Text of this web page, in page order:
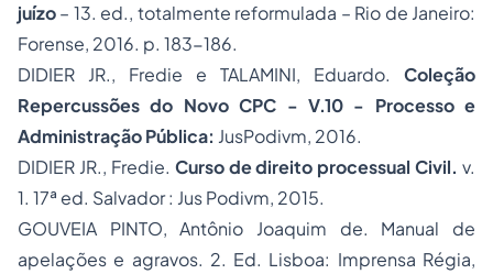
juízo– 13. ed., totalmente reformulada – Rio de Janeiro:
Forense, 2016. p. 183-186.
DIDIER JR., Fredie e TALAMINI, Eduardo. Coleção
Repercussões do Novo CPC - V.10 - Processo e
Administração Pública: JusPodivm, 2016.
DIDIER JR., Fredie. Curso de direito processual Civil. v.
1. 17ª ed. Salvador : Jus Podivm, 2015.
GOUVEIA PINTO, Antônio Joaquim de. Manual de
apelações e agravos. 2. Ed. Lisboa: Imprensa Régia,